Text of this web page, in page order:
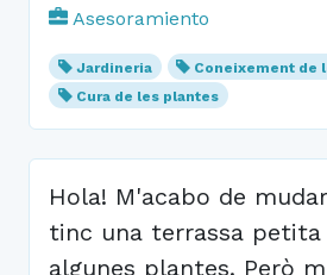
Asesoramiento
Jardineria
Coneixement de
Cura de les plantes
Hola! M'acabo de
tinc una terrassa
algunes plantes. Però